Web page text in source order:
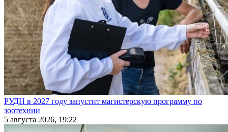
РУДН в 2027 году запустит магистерскую программу по
зоотехнии
5 августа 2026, 19:22